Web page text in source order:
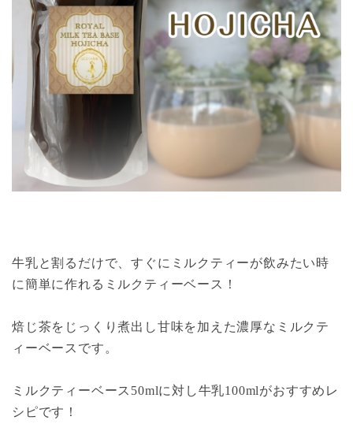
牛乳と割るだけで、すぐにミルクティーが飲みたい時
に簡単に作れるミルクティーベース！
焙じ茶をじっくり煮出し甘味を加えた濃厚なミルクテ
ィーベースです。
ミルクティーベース50mlに対し牛乳100mlがおすすめレ
シピです！